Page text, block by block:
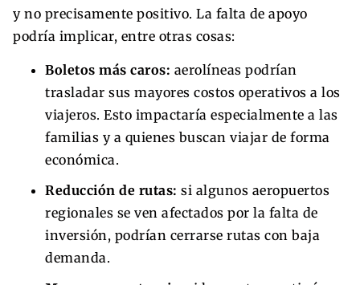
y no precisamente positivo. La falta de apoyo
podría implicar, entre otras cosas:
Boletos más caros: aerolíneas podrían
trasladar sus mayores costos operativos a los
viajeros. Esto impactaría especialmente a las
familias y a quienes buscan viajar de forma
económica.
Reducción de rutas: si algunos aeropuertos
regionales se ven afectados por la falta de
inversión, podrían cerrarse rutas con baja
demanda.